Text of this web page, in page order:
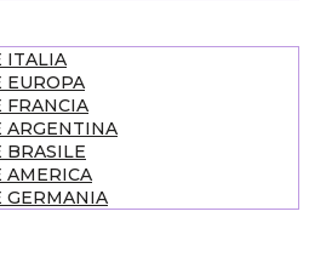
ITALIA
EUROPA
FRANCIA
ARGENTINA
BRASILE
AMERICA
GERMANIA